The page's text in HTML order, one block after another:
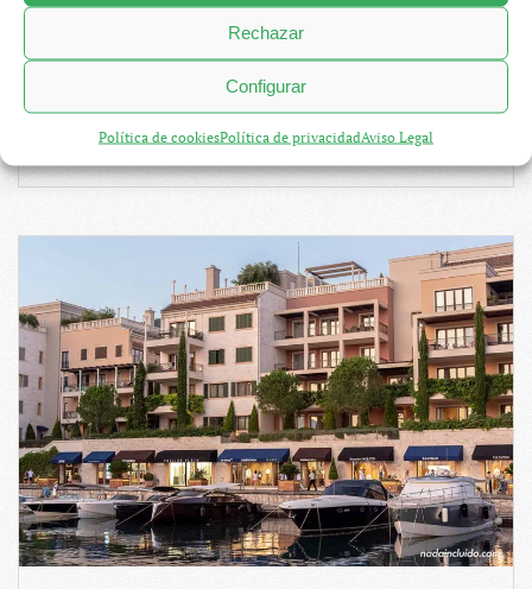
Rechazar
Configurar
Política de cookiesPolítica de privacidadAviso Legal
Durmitor y río Tara